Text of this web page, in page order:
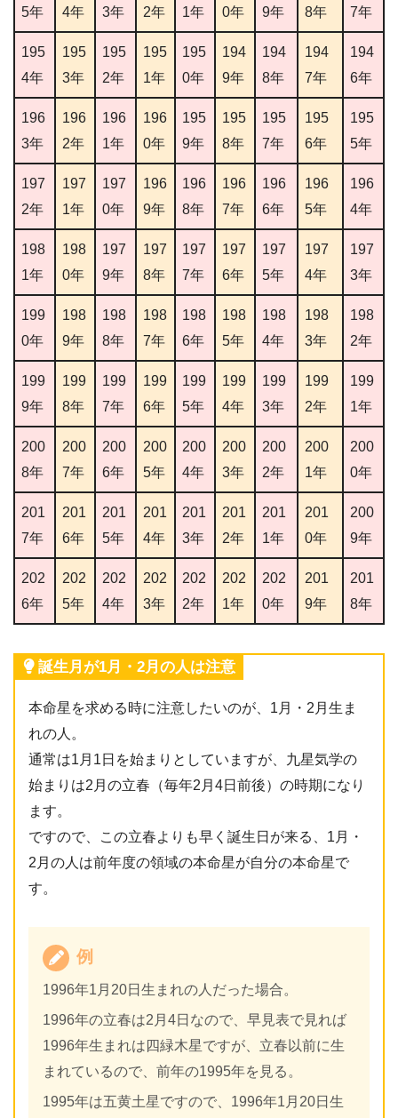
5年
4年
3年
2年
1年
0年
9年
8年
7年
195
4年
195
3年
195
2年
195
1年
195
0年
194
9年
194
8年
194
7年
194
6年
196
3年
196
2年
196
1年
196
0年
195
9年
195
8年
195
7年
195
6年
195
5年
197
2年
197
1年
197
0年
196
9年
196
8年
196
7年
196
6年
196
5年
196
4年
198
1年
198
0年
197
9年
197
8年
197
7年
197
6年
197
5年
197
4年
197
3年
199
0年
198
9年
198
8年
198
7年
198
6年
198
5年
198
4年
198
3年
198
2年
199
9年
199
8年
199
7年
199
6年
199
5年
199
4年
199
3年
199
2年
199
1年
200
8年
200
7年
200
6年
200
5年
200
4年
200
3年
200
2年
200
1年
200
0年
201
7年
201
6年
201
5年
201
4年
201
3年
201
2年
201
1年
201
0年
200
9年
202
6年
202
5年
202
4年
202
3年
202
2年
202
1年
202
0年
201
9年
201
8年
誕生月が1月・2月の人は注意
本命星を求める時に注意したいのが、1月・2月生ま
れの人。
通常は1月1日を始まりとしていますが、九星気学の
始まりは2月の立春（毎年2月4日前後）の時期になり
ます。
ですので、この立春よりも早く誕生日が来る、1月・
2月の人は前年度の領域の本命星が自分の本命星で
す。
例
1996年1月20日生まれの人だった場合。
1996年の立春は2月4日なので、早見表で見れば
1996年生まれは四緑木星ですが、立春以前に生
まれているので、前年の1995年を見る。
1995年は五黄土星ですので、1996年1月20日生